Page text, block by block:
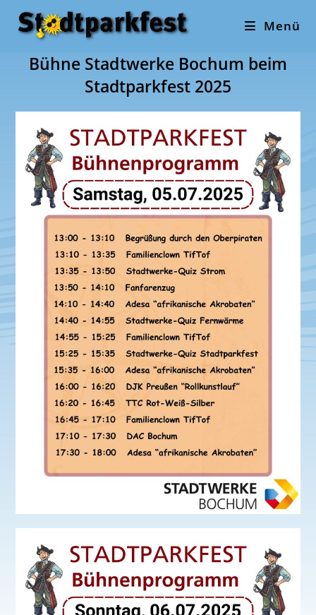
Inhalt
springen
Menü
Bühne Stadtwerke Bochum beim
Stadtparkfest 2025